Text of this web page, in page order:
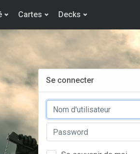
Cartes Decks
Se connecter